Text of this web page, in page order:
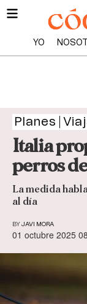
YO
Planes
Italia
perros
La medida
al día
BY JAVI MORA
01 octubre 2025